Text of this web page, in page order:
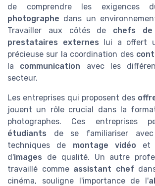
de comprendre les exigences
photographe dans un
Travailler aux côtés de chefs
prestataires externes lui a offert
précieuse sur la coordination des
la communication avec les
secteur.
Les entreprises qui proposent des
jouent un rôle crucial dans la
photographes. Ces entreprises
étudiants de se familiariser
techniques de montage vidéo et
d'images de qualité. Un autre
travaillé comme assistant chef
cinéma, souligne l'importance de l'